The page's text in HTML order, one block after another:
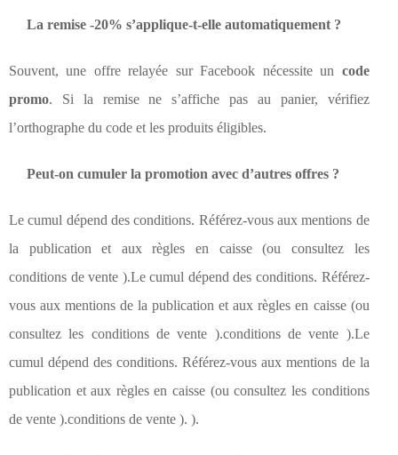
La remise -20% s’applique-t-elle automatiquement ?
Souvent, une offre relayée sur Facebook nécessite un code
promo. Si la remise ne s’affiche pas au panier, vérifiez
l’orthographe du code et les produits éligibles.
Peut-on cumuler la promotion avec d’autres offres ?
Le cumul dépend des conditions. Référez-vous aux mentions de
la publication et aux règles en caisse (ou consultez les
conditions de vente ).Le cumul dépend des conditions. Référez-
vous aux mentions de la publication et aux règles en caisse (ou
consultez les conditions de vente ).conditions de vente ).Le
cumul dépend des conditions. Référez-vous aux mentions de la
publication et aux règles en caisse (ou consultez les conditions
de vente ).conditions de vente ). ).